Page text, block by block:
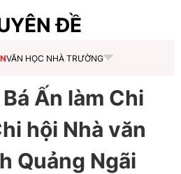
ĐỀ
VĂN HỌC NHÀ TRƯỜNG
Ấn làm Chi
hội Nhà văn
Quảng Ngãi